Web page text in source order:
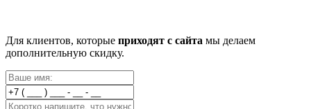
Для клиентов, которые приходят с сайта мы делаем
дополнительную скидку.